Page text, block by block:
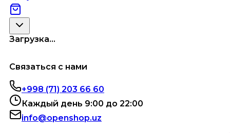
Загрузка...
Связаться с нами
+998 (71) 203 66 60
Каждый день 9:00 до 22:00
info@openshop.uz